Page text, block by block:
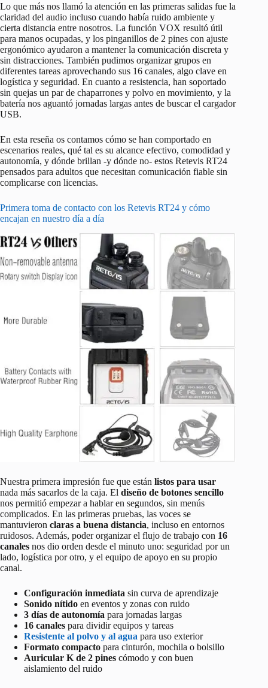
Lo que más nos llamó la atención en las primeras salidas fue la
claridad del audio incluso cuando había ruido ambiente y
cierta distancia entre nosotros. La función VOX resultó útil
para manos ocupadas, y los pinganillos de 2 pines con ajuste
ergonómico ayudaron a mantener la comunicación discreta y
sin distracciones. También pudimos organizar grupos en
diferentes tareas aprovechando sus 16 canales, algo clave en
logística y seguridad. En cuanto a resistencia, han soportado
sin quejas un par de chaparrones y polvo en movimiento, y la
batería nos aguantó jornadas largas antes de buscar el cargador
USB.
En esta reseña os contamos cómo se han comportado en
escenarios reales, qué tal es su alcance efectivo, comodidad y
autonomía, y dónde brillan -y dónde no- estos Retevis RT24
pensados para adultos que necesitan comunicación fiable sin
complicarse con licencias.
Primera toma de contacto con los Retevis RT24 y cómo
encajan en nuestro día a día
Nuestra primera impresión fue que están listos para usar
nada más sacarlos de la caja. El diseño de botones sencillo
nos permitió empezar a hablar en segundos, sin menús
complicados. En las primeras pruebas, las voces se
mantuvieron claras a buena distancia, incluso en entornos
ruidosos. Además, poder organizar el flujo de trabajo con 16
canales nos dio orden desde el minuto uno: seguridad por un
lado, logística por otro, y el equipo de apoyo en su propio
canal.
Configuración inmediata sin curva de aprendizaje
Sonido nítido en eventos y zonas con ruido
3 días de autonomía para jornadas largas
16 canales para dividir equipos y tareas
Resistente al polvo y al agua para uso exterior
Formato compacto para cinturón, mochila o bolsillo
Auricular K de 2 pines cómodo y con buen
aislamiento del ruido